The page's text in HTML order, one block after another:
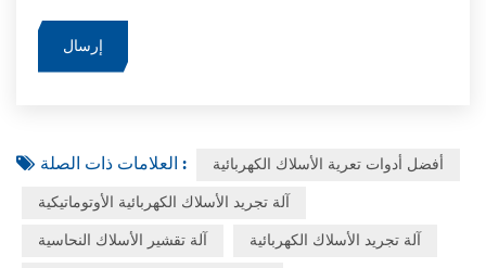
العلامات ذات الصلة : أفضل أدوات تعرية الأسلاك الكهربائية
آلة تجريد الأسلاك الكهربائية الأوتوماتيكية
آلة تقشير الأسلاك النحاسية آلة تجريد الأسلاك الكهربائية